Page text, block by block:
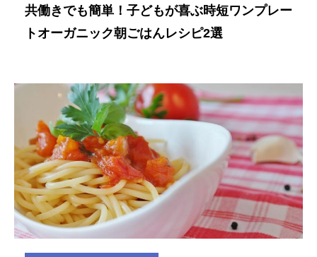
共働きでも簡単！子どもが喜ぶ時短ワンプレー
トオーガニック朝ごはんレシピ2選